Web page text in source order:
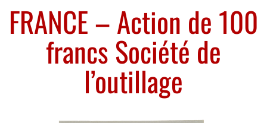
FRANCE – Action de 100
francs Société de
l’outillage